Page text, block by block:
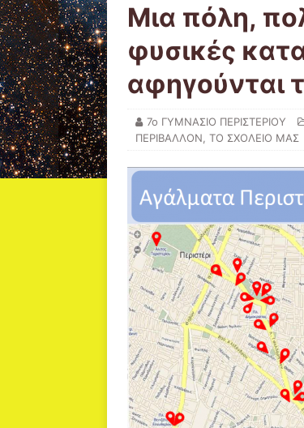
Μια πόλη,
φυσικές
αφηγούνται
7ο ΓΥΜΝΑΣΙΟ ΠΕΡΙΣΤΕΡΙΟΥ
ΠΕΡΙΒΑΛΛΟΝ ΤΟ ΣΧΟΛΕΙΟ ΜΑΣ